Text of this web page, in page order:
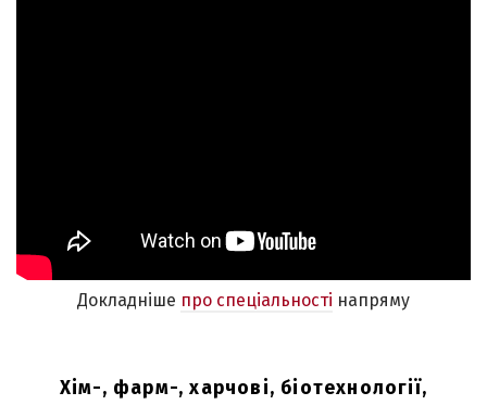
Докладніше про спеціальності напряму
Хім-, фарм-, харчові, біотехнології,